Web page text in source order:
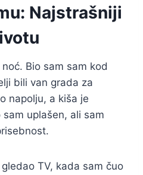
Najstrašniji
Bio sam sam kod
bili van grada za
napolju, a kiša je
uplašen, ali sam
TV, kada sam čuo